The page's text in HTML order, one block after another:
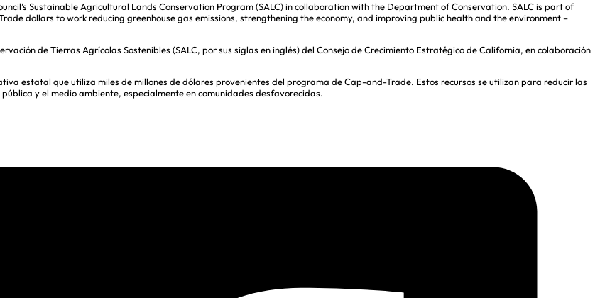
Sustainable Agricultural Lands Conservation Program (SALC) in collaboration with the Department of Conservation. SALC is part of
dollars to work reducing greenhouse gas emissions, strengthening the economy, and improving public health and the environment –
de Tierras Agrícolas Sostenibles (SALC, por sus siglas en inglés) del Consejo de Crecimiento Estratégico de California, en colaboración
estatal que utiliza miles de millones de dólares provenientes del programa de Cap-and-Trade. Estos recursos se utilizan para reducir las
y el medio ambiente, especialmente en comunidades desfavorecidas.